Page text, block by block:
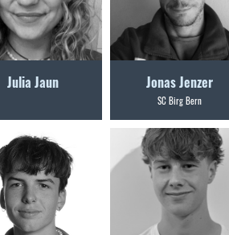
Julia Jaun Jonas Jenzer
SC Birg Bern